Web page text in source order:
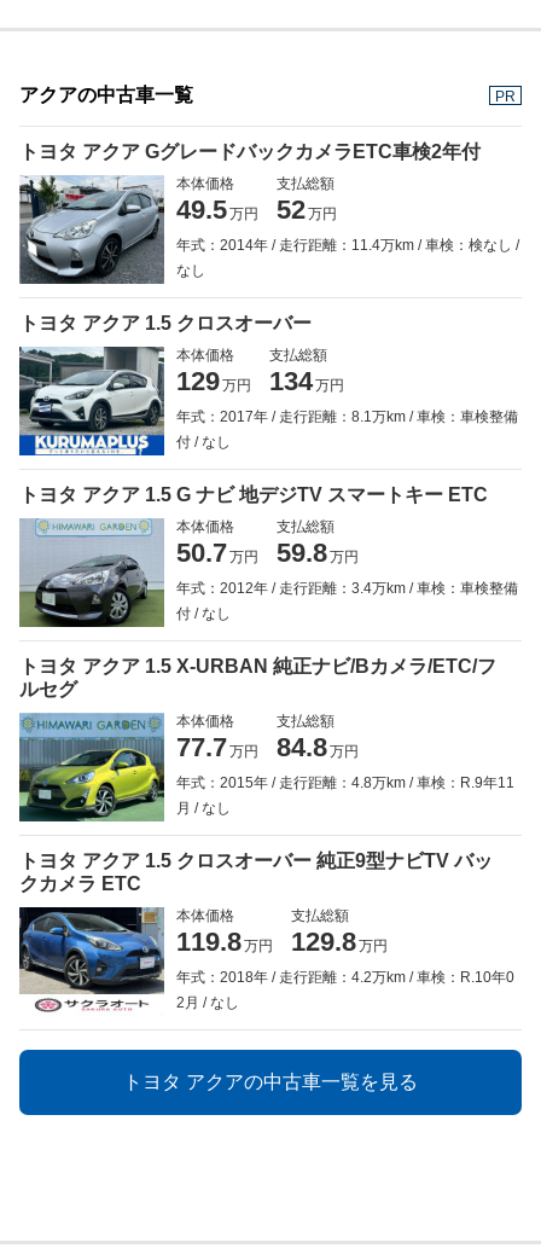
アクアの中古車一覧 PR
トヨタ アクア GグレードバックカメラETC車検2年付
本体価格
49.5万円
支払総額
52万円
年式：2014年
走行距離：11.4万km
車検：検なし
なし
トヨタ アクア 1.5 クロスオーバー
本体価格
129万円
支払総額
134万円
年式：2017年
走行距離：8.1万km
車検：車検整備
付
なし
トヨタ アクア 1.5 G ナビ 地デジTV スマートキー ETC
本体価格
50.7万円
支払総額
59.8万円
年式：2012年
走行距離：3.4万km
車検：車検整備
付
なし
トヨタ アクア 1.5 X-URBAN 純正ナビ/Bカメラ/ETC/フ
ルセグ
本体価格
77.7万円
支払総額
84.8万円
年式：2015年
走行距離：4.8万km
車検：R.9年11
月
なし
トヨタ アクア 1.5 クロスオーバー 純正9型ナビTV バッ
クカメラ ETC
本体価格
119.8万円
支払総額
129.8万円
年式：2018年
走行距離：4.2万km
車検：R.10年0
2月
なし
トヨタ アクアの中古車一覧を見る